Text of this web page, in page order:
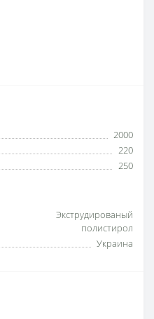
2000
220
250
Экструдированый
полистирол
Украина